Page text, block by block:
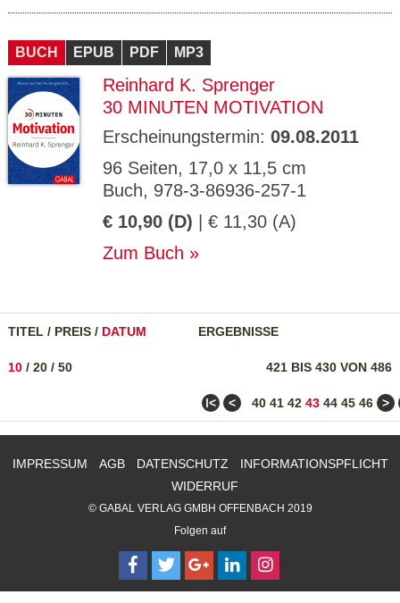
BUCH EPUB PDF MP3
Reinhard K. Sprenger
30 MINUTEN MOTIVATION
Erscheinungstermin: 09.08.2011
96 Seiten, 17,0 x 11,5 cm
Buch, 978-3-86936-257-1
€ 10,90 (D) | € 11,30 (A)
Zum Buch
TITEL / PREIS / DATUM ERGEBNISSE
421 BIS 430 VON 486
10 / 20 / 50
ǀ< < 40 41 42 43 44 45 46 >
IMPRESSUM AGB DATENSCHUTZ
INFORMATIONSPFLICHT
WIDERRUF
© GABAL VERLAG GMBH OFFENBACH 2019
Folgen auf